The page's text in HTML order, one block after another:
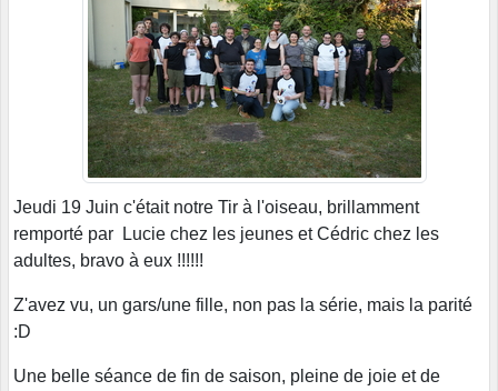
Jeudi 19 Juin c'était notre Tir à l'oiseau, brillamment
remporté par Lucie chez les jeunes et Cédric chez les
adultes, bravo à eux !!!!!!
Z'avez vu, un gars/une fille, non pas la série, mais la parité
:D
Une belle séance de fin de saison, pleine de joie et de